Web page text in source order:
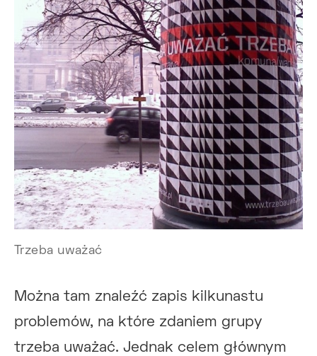
Trzeba uważać
Można tam znaleźć zapis kilkunastu
problemów, na które zdaniem grupy
trzeba uważać. Jednak celem głównym